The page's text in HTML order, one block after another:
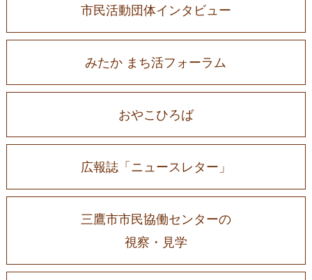
市民活動団体インタビュー
みたか まち活フォーラム
おやこひろば
広報誌「ニュースレター」
三鷹市市民協働センターの
視察・見学